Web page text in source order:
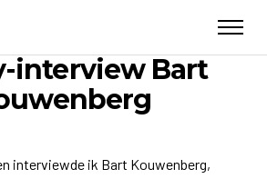
interview Bart
interviewde ik Bart Kouwenberg,